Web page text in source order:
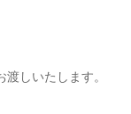
しいたします。